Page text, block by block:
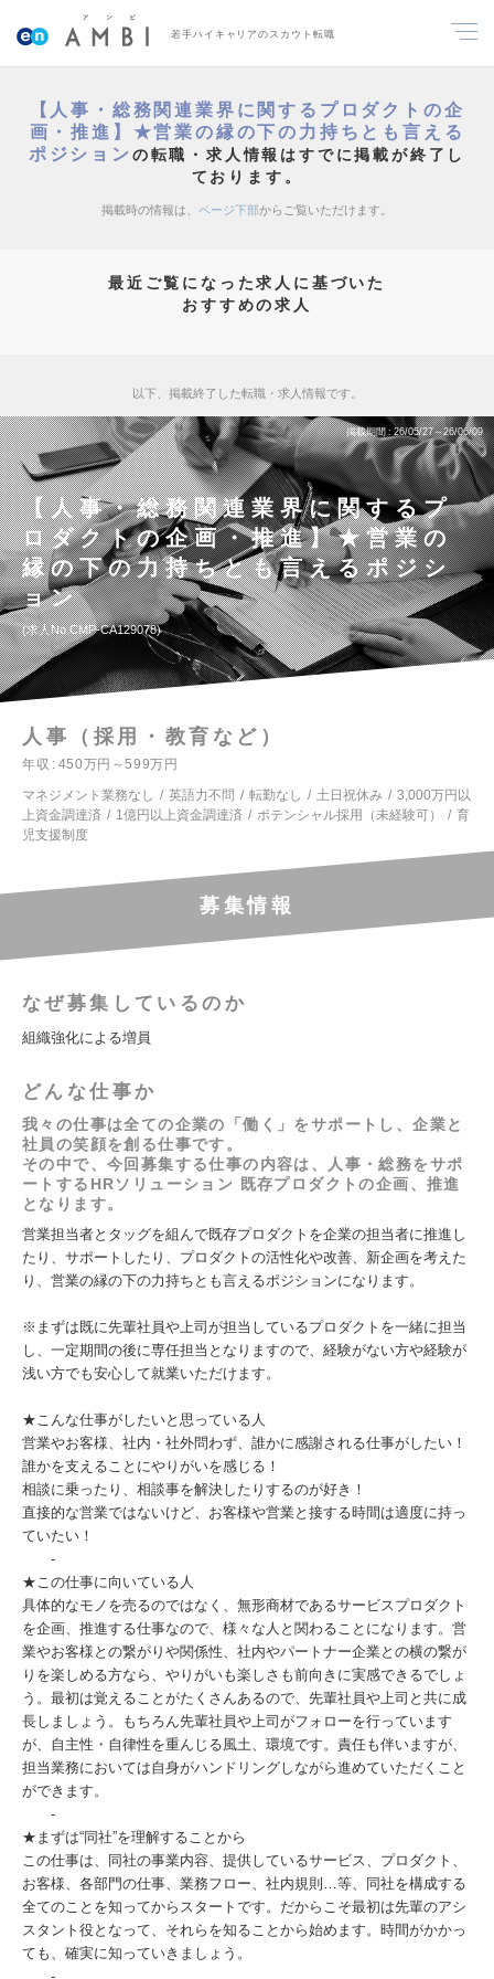
若手ハイキャリアのスカウト転職
【人事・総務関連業界に関するプロダクトの企
画・推進】★営業の縁の下の力持ちとも言える
ポジション の転職・求人情報はすでに掲載が終了し
ております。
掲載時の情報は、 ページ下部からご覧いただけます。
最近ご覧になった求人に基づいた
おすすめの求人
以下、掲載終了した転職・求人情報です。
掲載期間 26/05/27～26/06/09
【人事・総務関連業界に関するプ
ロダクトの企画・推進】★営業の
縁の下の力持ちとも言えるポジシ
ョン
求人No.CMP-CA129078
人事（採用・教育など）
年収
450万円～599万円
マネジメント業務なし
英語力不問 転勤なし 土日祝休み
3,000万円以
上資金調達済
1億円以上資金調達済 ポテンシャル採用（未経験可）
育
児支援制度
募集情報
なぜ募集しているのか
組織強化による増員
どんな仕事か
我々の仕事は全ての企業の「働く」をサポートし、企業と
社員の笑顔を創る仕事です。
その中で、今回募集する仕事の内容は、人事・総務をサポ
ートするHRソリューション 既存プロダクトの企画、推進
となります。
営業担当者とタッグを組んで既存プロダクトを企業の担当者に推進し
たり、サポートしたり、プロダクトの活性化や改善、新企画を考えた
り、営業の縁の下の力持ちとも言えるポジションになります。
※まずは既に先輩社員や上司が担当しているプロダクトを一緒に担当
し、一定期間の後に専任担当となりますので、経験がない方や経験が
浅い方でも安心して就業いただけます。
★こんな仕事がしたいと思っている人
営業やお客様、社内・社外問わず、誰かに感謝される仕事がしたい！
誰かを支えることにやりがいを感じる！
相談に乗ったり、相談事を解決したりするのが好き！
直接的な営業ではないけど、お客様や営業と接する時間は適度に持っ
ていたい！
-
★この仕事に向いている人
具体的なモノを売るのではなく、無形商材であるサービスプロダクト
を企画、推進する仕事なので、様々な人と関わることになります。営
業やお客様との繋がりや関係性、社内やパートナー企業との横の繋が
りを楽しめる方なら、やりがいも楽しさも前向きに実感できるでしょ
う。最初は覚えることがたくさんあるので、先輩社員や上司と共に成
長しましょう。もちろん先輩社員や上司がフォローを行っています
が、自主性・自律性を重んじる風土、環境です。責任も伴いますが、
担当業務においては自身がハンドリングしながら進めていただくこと
ができます。
-
★まずは“同社”を理解することから
この仕事は、同社の事業内容、提供しているサービス、プロダクト、
お客様、各部門の仕事、業務フロー、社内規則…等、同社を構成する
全てのことを知ってからスタートです。だからこそ最初は先輩のアシ
スタント役となって、それらを知ることから始めます。時間がかかっ
ても、確実に知っていきましょう。